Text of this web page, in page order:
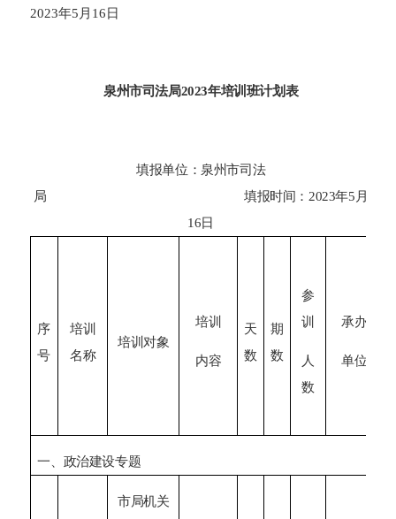
2023年5月16日
泉州市司法局2023年培训 班计划表
填报单位： 泉州市司法
局
填报时间 ： 2023年5 月
16日
序
号
培训
名称
培训对象
培训
内容
天
数
期
数
参
训
人
数
承办
单位
一、政治建设专题
市局机关